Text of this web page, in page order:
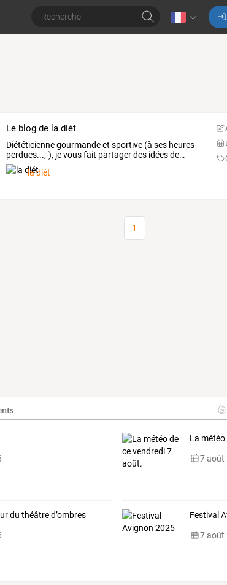
Le blog de la diét
Diététiciennegourmandeet sportive (à ses heures
perdues...;-), jevousfait partagerdes idéesde…
la diét
1
La
7 août
du théâtre d’ombres Festival
7 août